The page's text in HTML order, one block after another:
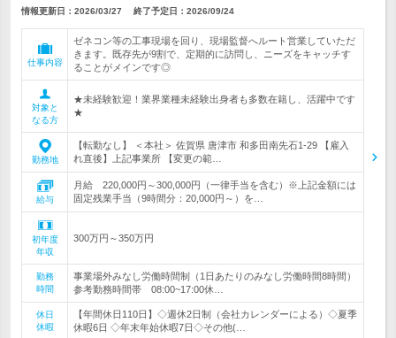
情報更新日：2026/03/27 終了予定日： 2026/09/24
仕事内容
ゼネコン等の工事現場を回り、現場監督へルート営業していただ
きます。既存先が9割で、定期的に訪問し、ニーズをキャッチす
ることがメインです◎
対象と
なる方
★未経験歓迎！業界業種未経験出身者も多数在籍し、活躍中です
★
勤務地
【転勤なし】 ＜本社＞ 佐賀県 唐津市 和多田南先石1-29 【雇入
れ直後】上記事業所 【変更の範…
給与
月給 220,000円～300,000円（一律手当を含む）※上記金額には
固定残業手当（9時間分：20,000円～）を…
初年度
年収
300万円～350万円
勤務
時間
事業場外みなし労働時間制（1日あたりのみなし労働時間8時間）
参考勤務時間帯 08:00~17:00休…
休日
休暇
【年間休日110日】◇週休2日制（会社カレンダーによる）◇夏季
休暇6日 ◇年末年始休暇7日◇その他(…